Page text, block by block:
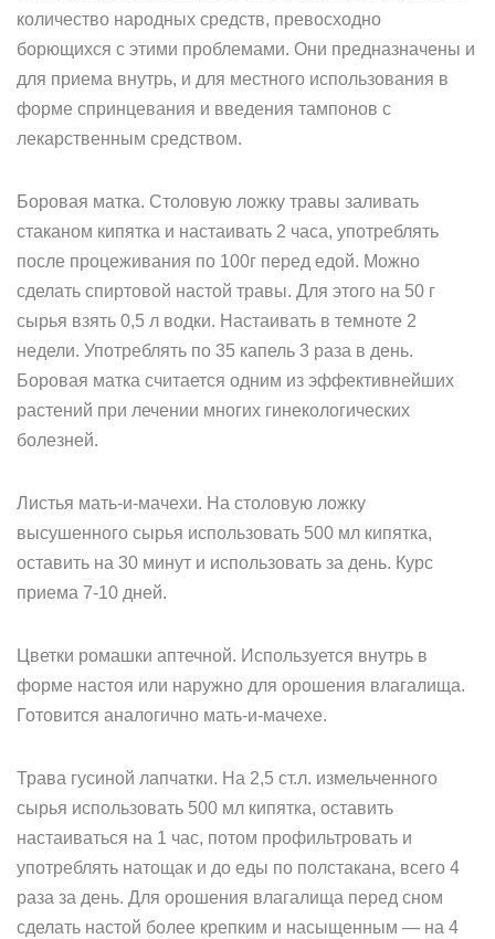
количество народных средств, превосходно
борющихся с этими проблемами. Они предназначены и
для приема внутрь, и для местного использования в
форме спринцевания и введения тампонов с
лекарственным средством.
Боровая матка. Столовую ложку травы заливать
стаканом кипятка и настаивать 2 часа, употреблять
после процеживания по 100г перед едой. Можно
сделать спиртовой настой травы. Для этого на 50 г
сырья взять 0,5 л водки. Настаивать в темноте 2
недели. Употреблять по 35 капель 3 раза в день.
Боровая матка считается одним из эффективнейших
растений при лечении многих гинекологических
болезней.
Листья мать-и-мачехи. На столовую ложку
высушенного сырья использовать 500 мл кипятка,
оставить на 30 минут и использовать за день. Курс
приема 7-10 дней.
Цветки ромашки аптечной. Используется внутрь в
форме настоя или наружно для орошения влагалища.
Готовится аналогично мать-и-мачехе.
Трава гусиной лапчатки. На 2,5 ст.л. измельченного
сырья использовать 500 мл кипятка, оставить
настаиваться на 1 час, потом профильтровать и
употреблять натощак и до еды по полстакана, всего 4
раза за день. Для орошения влагалища перед сном
сделать настой более крепким и насыщенным — на 4